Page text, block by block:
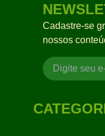
Cadastre-se
nossos